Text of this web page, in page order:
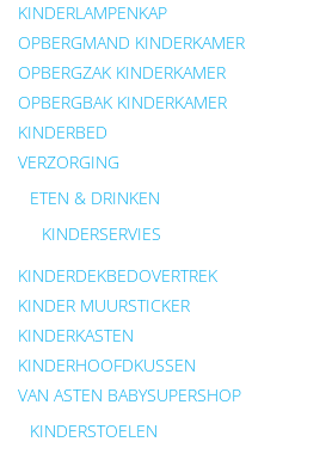
KINDERLAMPENKAP
OPBERGMAND KINDERKAMER
OPBERGZAK KINDERKAMER
OPBERGBAK KINDERKAMER
KINDERBED
VERZORGING
ETEN & DRINKEN
KINDERSERVIES
KINDERDEKBEDOVERTREK
KINDER MUURSTICKER
KINDERKASTEN
KINDERHOOFDKUSSEN
VAN ASTEN BABYSUPERSHOP
KINDERSTOELEN